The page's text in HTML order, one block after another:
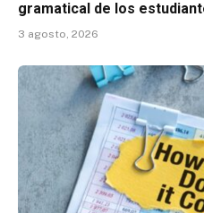
gramatical de los
3 agosto, 2026